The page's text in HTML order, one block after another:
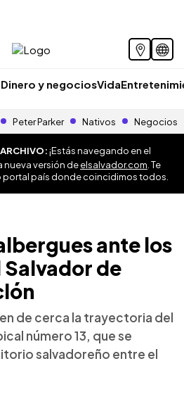
Dinero y negociosVida
Peter Parker Nativos Negocios
¡Estás navegando en el
nueva versión deelsalvador.com . Te
portal país donde coincidimos todos.
ante los
Salvador de
de cerca la trayectoria del
número 13, que se
salvadoreño entre el